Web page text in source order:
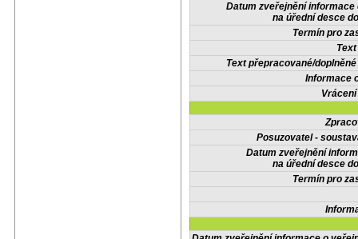
Datum zveřejnění informace
na úřední desce
Termín pro
Text přepracované/
Informace
Posuzovatel -
Datum zveřejnění
na úřední desce
Termín pro